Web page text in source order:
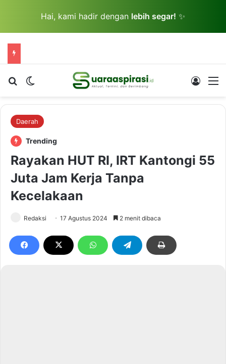
Hai, kami hadir dengan lebih segar! ✨
Cari berita...Switch skin Log In
Daerah
Trending
Rayakan HUT RI, IRT Kantongi 55
Juta Jam Kerja Tanpa
Kecelakaan
Redaksi 17 Agustus 2024 2 menit dibaca